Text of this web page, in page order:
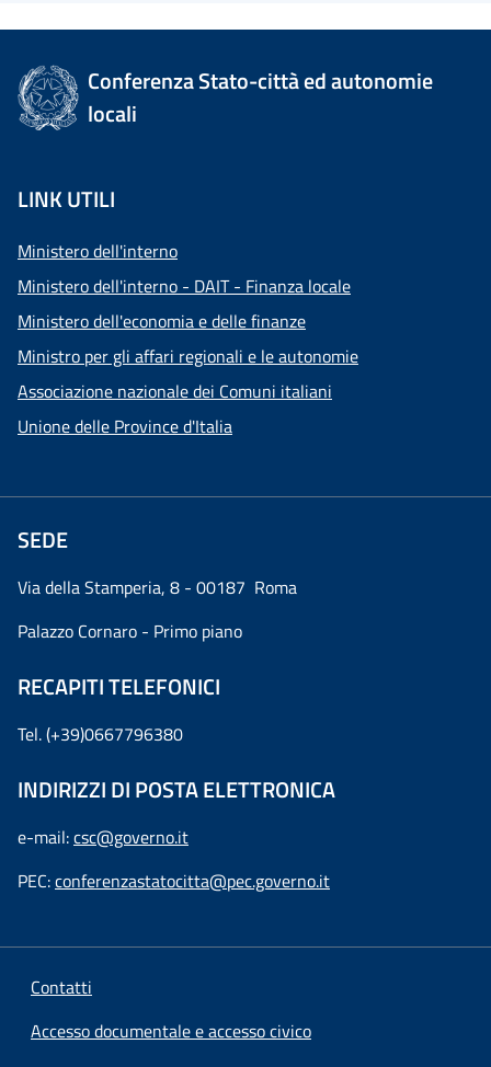
Conferenza Stato-città ed autonomie
locali
LINK UTILI
Ministero dell'interno
Ministero dell'interno - DAIT - Finanza locale
Ministero dell'economia e delle finanze
Ministro per gli affari regionali e le autonomie
Associazione nazionale dei Comuni italiani
Unione delle Province d'Italia
SEDE
Via della Stamperia, 8 - 00187 Roma
Palazzo Cornaro - Primo piano
RECAPITI TELEFONICI
Tel. (+39)0667796380
INDIRIZZI DI POSTA ELETTRONICA
e-mail:csc@governo.it
PEC:conferenzastatocitta@pec.governo.it
Contatti
Accesso documentale e accesso civico